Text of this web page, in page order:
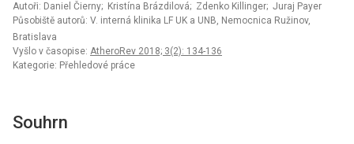
Autoři: Daniel Čierny; Kristína Brázdilová; Zdenko Killinger; Juraj Payer
Působiště autorů: V. interná klinika LF UK a UNB, Nemocnica Ružinov,
Bratislava
Vyšlo v časopise: AtheroRev 2018; 3(2): 134-136
Kategorie: Přehledové práce
Souhrn